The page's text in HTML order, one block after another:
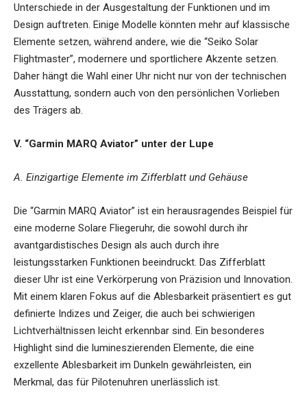
Unterschiede in der Ausgestaltung der Funktionen und im
Design auftreten. Einige Modelle könnten mehr auf klassische
Elemente setzen, während andere, wie die “Seiko Solar
Flightmaster”, modernere und sportlichere Akzente setzen.
Daher hängt die Wahl einer Uhr nicht nur von der technischen
Ausstattung, sondern auch von den persönlichen Vorlieben
des Trägers ab.
V. “Garmin MARQ Aviator” unter der Lupe
A. Einzigartige Elemente im Zifferblatt und Gehäuse
Die “Garmin MARQ Aviator” ist ein herausragendes Beispiel für
eine moderne Solare Fliegeruhr, die sowohl durch ihr
avantgardistisches Design als auch durch ihre
leistungsstarken Funktionen beeindruckt. Das Zifferblatt
dieser Uhr ist eine Verkörperung von Präzision und Innovation.
Mit einem klaren Fokus auf die Ablesbarkeit präsentiert es gut
definierte Indizes und Zeiger, die auch bei schwierigen
Lichtverhältnissen leicht erkennbar sind. Ein besonderes
Highlight sind die lumineszierenden Elemente, die eine
exzellente Ablesbarkeit im Dunkeln gewährleisten, ein
Merkmal, das für Pilotenuhren unerlässlich ist.